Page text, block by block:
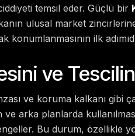
temsil eder. Güçlü bir
ulusal market
ilk
ve
ve koruma kalkanı gibi
arka planlarda
Bu durum, özellikle